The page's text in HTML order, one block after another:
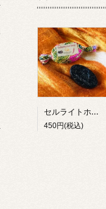
セルライトホット石けん 1個（25g）
450円(税込)